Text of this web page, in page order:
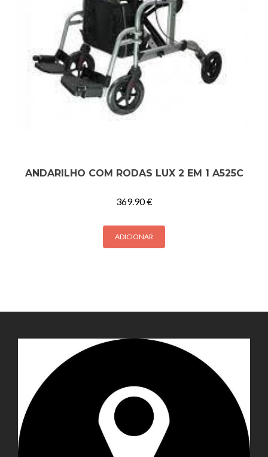
ANDARILHO COM RODAS LUX 2 EM 1 A525C
369.90€
ADICIONAR